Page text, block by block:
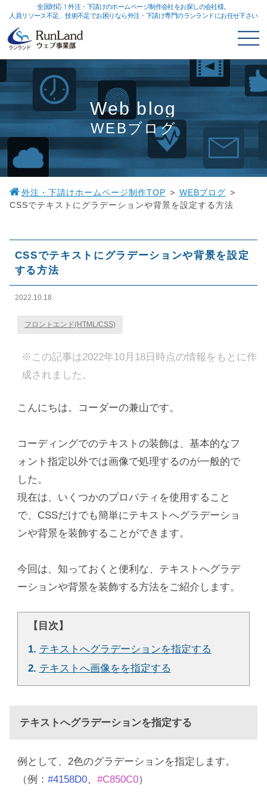
全国対応！外注・下請けのホームページ制作会社をお探しの会社様。
人員リソース不足、技術不足でお困りなら外注・下請け専門のランランドにお任せ下さい
Web blog
WEBブログ
外注・下請けホームページ制作TOP
WEBブログ
CSSでテキストにグラデーションや背景を設定する方法
CSSでテキストにグラデーションや背景を設定
する方法
2022.10.18
フロントエンド(HTML/CSS)
※この記事は2022年10月18日時点の情報をもとに作
成されました。
こんにちは。コーダーの兼山です。
コーディングでのテキストの装飾は、基本的なフ
ォント指定以外では画像で処理するのが一般的で
した。
現在は、いくつかのプロパティを使用すること
で、CSSだけでも簡単にテキストへグラデーショ
ンや背景を装飾することができます。
今回は、知っておくと便利な、テキストへグラデ
ーションや背景を装飾する方法をご紹介します。
【目次】
1. テキストへグラデーションを指定する
2. テキストへ画像をを指定する
テキストへグラデーションを指定する
例として、2色のグラデーションを指定します。
（例： #4158D0、 #C850C0）